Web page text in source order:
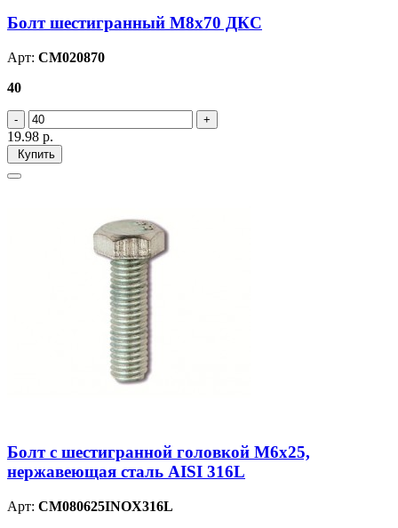
Болт шестигранный М8х70 ДКС
Арт: CM020870
40
19.98 р.
Купить
Болт с шестигранной головкой М6х25,
нержавеющая сталь AISI 316L
Арт: CM080625INOX316L